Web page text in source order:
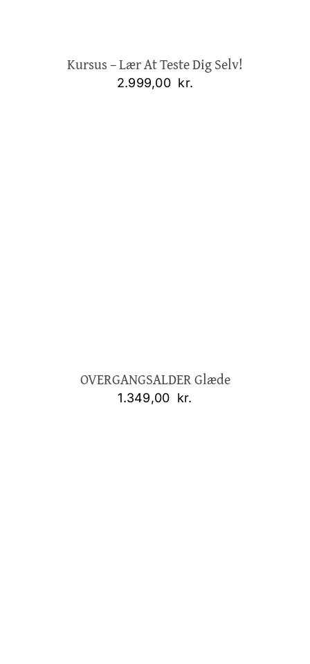
Kursus – Lær At Teste Dig Selv!
2.999,00 kr.
OVERGANGSALDER Glæde
1.349,00 kr.